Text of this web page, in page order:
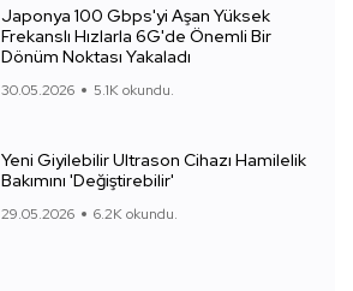
Japonya 100 Gbps'yi Aşan Yüksek
Frekanslı Hızlarla 6G'de Önemli Bir
Dönüm Noktası Yakaladı
30.05.2026 5.1K okundu.
Yeni Giyilebilir Ultrason Cihazı Hamilelik
Bakımını 'Değiştirebilir'
29.05.2026 6.2K okundu.